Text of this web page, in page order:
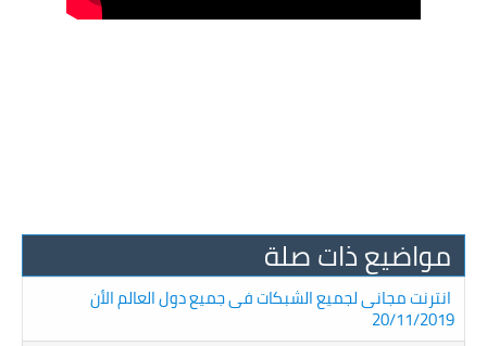
مواضيع ذات صلة
انترنت مجانى لجميع الشبكات فى جميع دول العالم الأن
20/11/2019